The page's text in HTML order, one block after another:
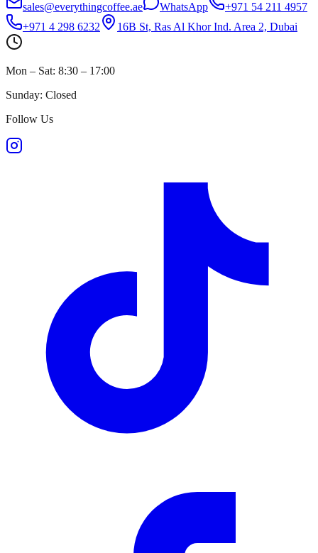
sales@everythingcoffee.ae WhatsApp
+971 54 211 4957
+971 4 298 6232
16B St, Ras Al Khor Ind. Area 2, Dubai
Mon – Sat: 8:30 – 17:00
Sunday: Closed
Follow Us